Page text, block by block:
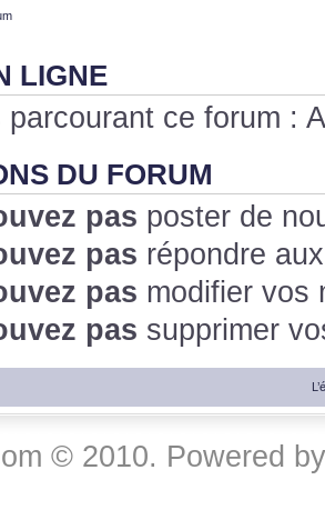
LIGNE
parcourant ce forum :
DU FORUM
pas poster de
pas répondre
pas modifier vos
pas supprimer
© 2010. Powered